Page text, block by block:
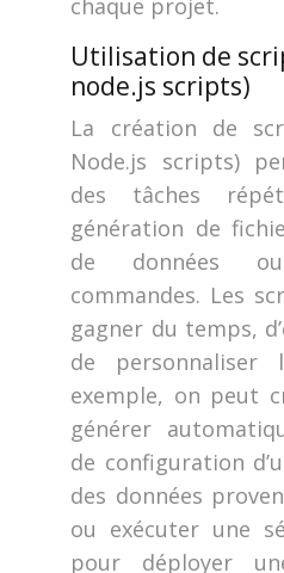
chaque projet.
Utilisation de
node.js scripts)
La création de
Node.js scripts)
des tâches
génération de
de données
commandes. Les
gagner du temps,
de personnaliser
exemple, on peut
générer
de configuration
des données
ou exécuter une
pour déployer